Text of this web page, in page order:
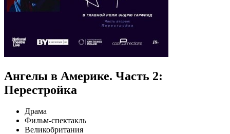
Ангелы в Америке. Часть 2:
Перестройка
Драма
Фильм-спектакль
Великобритания